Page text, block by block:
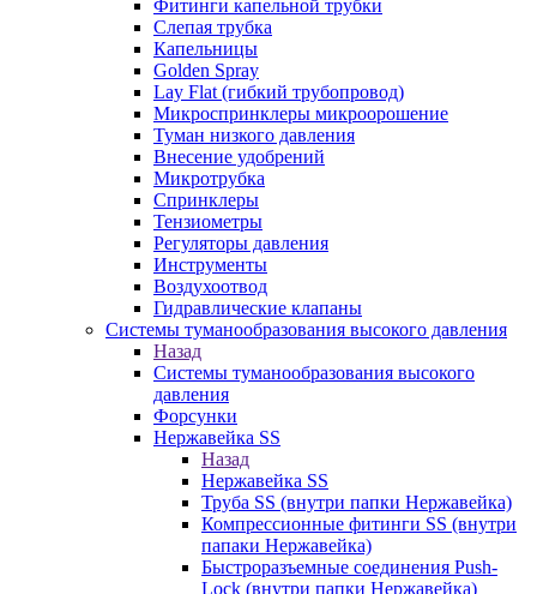
Фитинги капельной трубки
Слепая трубка
Капельницы
Golden Spray
Lay Flat (гибкий трубопровод)
Микроспринклеры микроорошение
Туман низкого давления
Внесение удобрений
Микротрубка
Спринклеры
Тензиометры
Регуляторы давления
Инструменты
Воздухоотвод
Гидравлические клапаны
Системы туманообразования высокого давления
Назад
Системы туманообразования высокого
давления
Форсунки
Нержавейка SS
Назад
Нержавейка SS
Труба SS (внутри папки Нержавейка)
Компрессионные фитинги SS (внутри
папаки Нержавейка)
Быстроразъемные соединения Push-
Lock (внутри папки Нержавейка)